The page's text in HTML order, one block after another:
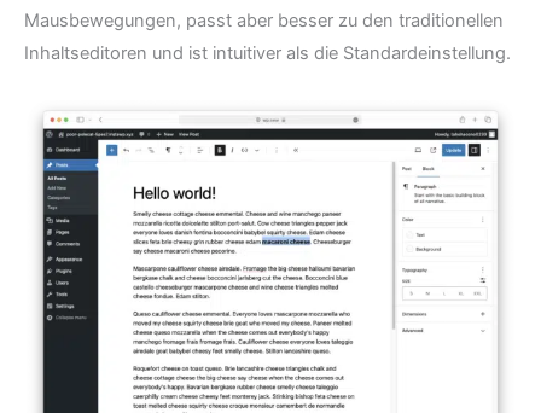
Mausbewegungen, passt aber besser zu den traditionellen
Inhaltseditoren und ist intuitiver als die Standardeinstellung.